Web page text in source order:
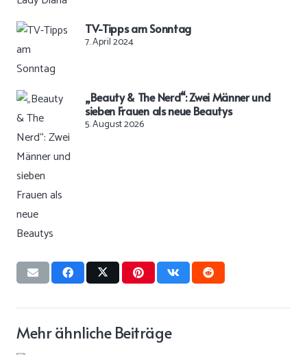
TV-Tipps am Sonntag
7. April 2024
„Beauty & The Nerd“: Zwei Männer und
sieben Frauen als neue Beautys
5. August 2026
Mehr ähnliche Beiträge